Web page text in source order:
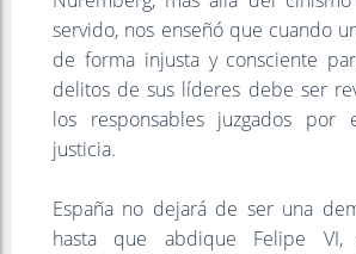
servido, nos enseñó que cuando
de forma injusta y consciente
delitos de sus líderes debe ser
los responsables juzgados
justicia.
España no dejará de ser una
hasta que abdique Felipe